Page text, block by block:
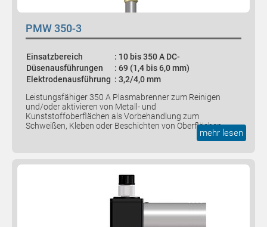
PMW 350-3
Einsatzbereich
: 10 bis 350 A DC-
Düsenausführungen
: 69 (1,4 bis 6,0 mm)
Elektrodenausführung : 3,2/4,0 mm
Leistungsfähiger 350 A Plasmabrenner zum Reinigen
und/oder aktivieren von Metall- und
Kunststoffoberflächen als Vorbehandlung zum
Schweißen, Kleben oder Beschichten von Oberflächen.
mehr lesen